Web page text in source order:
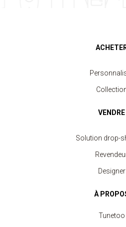
VENDRE
Solution drop-
Designer
À
Tunetoo